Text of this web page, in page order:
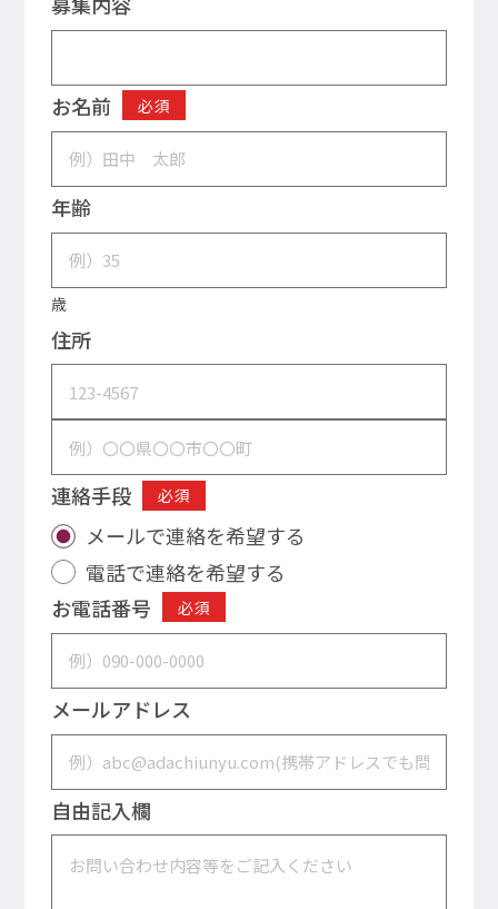
お名前 必須
年齢
歳
住所
連絡手段 必須
メールで連絡を希望する
電話で連絡を希望する
お電話番号
必須
メールアドレス
自由記入欄